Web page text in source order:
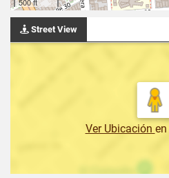
Street View
Ver Ubicación en